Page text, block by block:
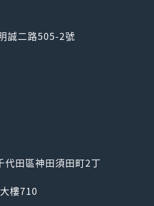
誠二路505-2號
田區神田須田町2丁
樓710